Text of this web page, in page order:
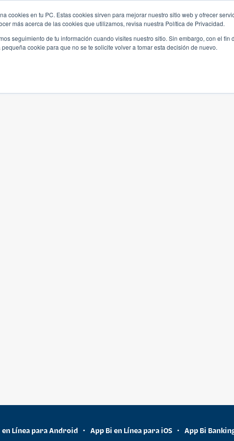
cookies en tu PC. Estas cookies sirven para mejorar nuestro sitio web y ofrecer
más acerca de las cookies que utilizamos, revisa nuestra Política de Privacidad.
seguimiento de tu información cuando visites nuestro sitio. Sin embargo, con el
cookie para que no se te solicite volver a tomar esta decisión de nuevo.
en Línea para Android • App Bi en Línea para iOS • App Bi